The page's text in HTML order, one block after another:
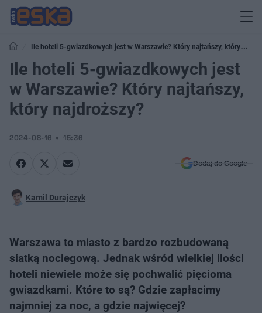
Ile hoteli 5-gwiazdkowych jest w Warszawie? Który najtańszy, który
najdroższy?
Ile hoteli 5-gwiazdkowych jest
w Warszawie? Który najtańszy,
który najdroższy?
2024-08-16 15:36
Dodaj do Google
Kamil Durajczyk
Warszawa to miasto z bardzo rozbudowaną
siatką noclegową. Jednak wśród wielkiej ilości
hoteli niewiele może się pochwalić pięcioma
gwiazdkami. Które to są? Gdzie zapłacimy
najmniej za noc, a gdzie najwięcej?